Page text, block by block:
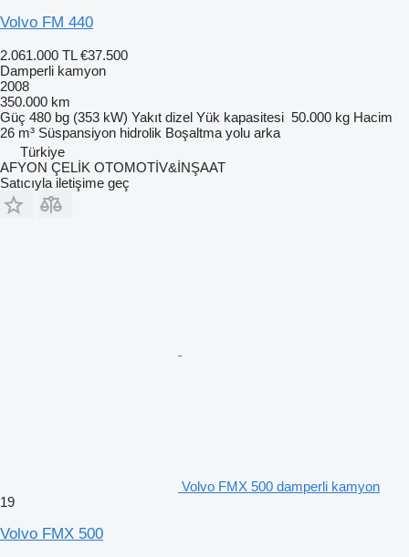
Volvo FM 440
2.061.000 TL €37.500
Damperli kamyon
2008
350.000 km
Güç 480 bg (353 kW) Yakıt dizel Yük kapasitesi 50.000 kg Hacim
26 m³ Süspansiyon hidrolik Boşaltma yolu arka
Türkiye
AFYON ÇELİK OTOMOTİV&İNŞAAT
Satıcıyla iletişime geç
Volvo FMX 500 damperli kamyon
19
Volvo FMX 500